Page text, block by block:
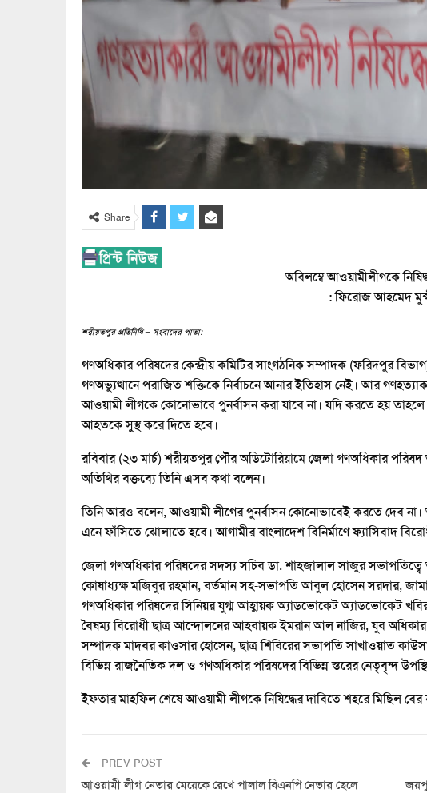
Share
অবিলম্বে আওয়ামীলীগকে
: ফিরোজ আহমেদ
শরীয়তপুর প্রতিনিধি – সংবাদের পাতা:
গণঅধিকার পরিষদের কেন্দ্রীয় কমিটির সাংগঠনিক সম্পাদক (ফরিদপুর
গণঅভ্যুত্থানে পরাজিত শক্তিকে নির্বাচনে আনার ইতিহাস নেই। আর
আওয়ামী লীগকে কোনোভাবে পুনর্বাসন করা যাবে না। যদি করতে হয় তাহলে
আহতকে সুস্থ করে দিতে হবে।
রবিবার (২৩ মার্চ) শরীয়তপুর পৌর অডিটোরিয়ামে জেলা গণঅধিকার
অতিথির বক্তব্যে তিনি এসব কথা বলেন।
তিনি আরও বলেন, আওয়ামী লীগের পুনর্বাসন কোনোভাবেই করতে দেব না।
এনে ফাঁসিতে ঝোলাতে হবে। আগামীর বাংলাদেশ বিনির্মাণে ফ্যাসিবাদ
জেলা গণঅধিকার পরিষদের সদস্য সচিব ডা. শাহজালাল সাজুর সভাপতিত্বে
কোষাধ্যক্ষ মজিবুর রহমান, বর্তমান সহ-সভাপতি আবুল হোসেন সরদার,
গণঅধিকার পরিষদের সিনিয়র যুগ্ম আহ্বায়ক অ্যাডভোকেট অ্যাডভোকেট
বৈষম্য বিরোধী ছাত্র আন্দোলনের আহবায়ক ইমরান আল নাজির, যুব
সম্পাদক মাদবর কাওসার হোসেন, ছাত্র শিবিরের সভাপতি সাখাওয়াত
বিভিন্ন রাজনৈতিক দল ও গণঅধিকার পরিষদের বিভিন্ন স্তরের নেতৃবৃন্দ
ইফতার মাহফিল শেষে আওয়ামী লীগকে নিষিদ্ধের দাবিতে শহরে মিছিল বের
PREV POST
আওয়ামী লীগ নেতার মেয়েকে রেখে পালাল বিএনপি নেতার ছেলে